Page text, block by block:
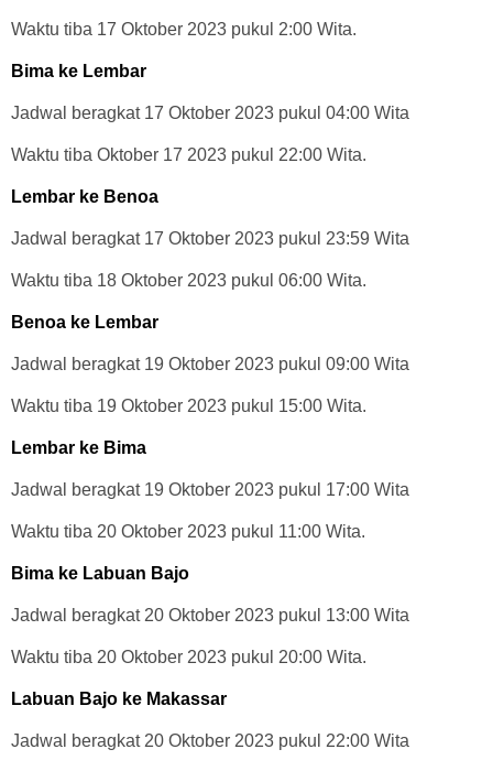
Waktu tiba 17 Oktober 2023 pukul 2:00 Wita.
Bima ke Lembar
Jadwal beragkat 17 Oktober 2023 pukul 04:00 Wita
Waktu tiba Oktober 17 2023 pukul 22:00 Wita.
Lembar ke Benoa
Jadwal beragkat 17 Oktober 2023 pukul 23:59 Wita
Waktu tiba 18 Oktober 2023 pukul 06:00 Wita.
Benoa ke Lembar
Jadwal beragkat 19 Oktober 2023 pukul 09:00 Wita
Waktu tiba 19 Oktober 2023 pukul 15:00 Wita.
Lembar ke Bima
Jadwal beragkat 19 Oktober 2023 pukul 17:00 Wita
Waktu tiba 20 Oktober 2023 pukul 11:00 Wita.
Bima ke Labuan Bajo
Jadwal beragkat 20 Oktober 2023 pukul 13:00 Wita
Waktu tiba 20 Oktober 2023 pukul 20:00 Wita.
Labuan Bajo ke Makassar
Jadwal beragkat 20 Oktober 2023 pukul 22:00 Wita